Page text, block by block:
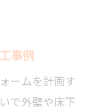
事例
ームを計画す
で外壁や床下